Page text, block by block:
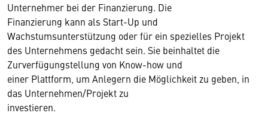
Unternehmer bei der Finanzierung. Die
Finanzierung kann als Start-Up und
Wachstumsunterstützung oder für ein spezielles Projekt
des Unternehmens gedacht sein. Sie beinhaltet die
Zurverfügungstellung von Know-how und
einer Plattform, um Anlegern die Möglichkeit zu geben, in
das Unternehmen/Projekt zu
investieren.